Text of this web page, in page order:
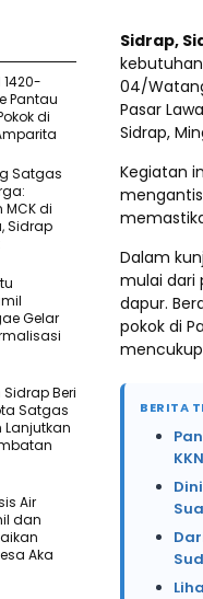
Sidrap,
04/
Pasar
Sidrap,
Kegiatan
Dalam
mulai dari
dapur.
pokok di
BERITA
Pantau
di
Satgas
di
Sidrap
Gelar
Beri
Satgas
Lanjutkan
Air
dan
Aka